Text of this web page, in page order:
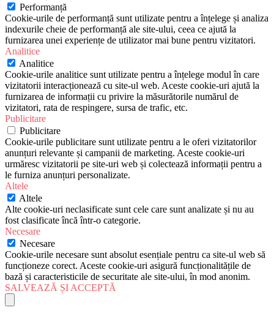
Performanță
Cookie-urile de performanță sunt utilizate pentru a înțelege și analiza
indexurile cheie de performanță ale site-ului, ceea ce ajută la
furnizarea unei experiențe de utilizator mai bune pentru vizitatori.
Analitice
Analitice
Cookie-urile analitice sunt utilizate pentru a înțelege modul în care
vizitatorii interacționează cu site-ul web. Aceste cookie-uri ajută la
furnizarea de informații cu privire la măsurătorile numărul de
vizitatori, rata de respingere, sursa de trafic, etc.
Publicitare
Publicitare
Cookie-urile publicitare sunt utilizate pentru a le oferi vizitatorilor
anunțuri relevante și campanii de marketing. Aceste cookie-uri
urmăresc vizitatorii pe site-uri web și colectează informații pentru a
le furniza anunțuri personalizate.
Altele
Altele
Alte cookie-uri neclasificate sunt cele care sunt analizate și nu au
fost clasificate încă într-o categorie.
Necesare
Necesare
Cookie-urile necesare sunt absolut esențiale pentru ca site-ul web să
funcționeze corect. Aceste cookie-uri asigură funcționalitățile de
bază și caracteristicile de securitate ale site-ului, în mod anonim.
SALVEAZĂ ȘI ACCEPTĂ